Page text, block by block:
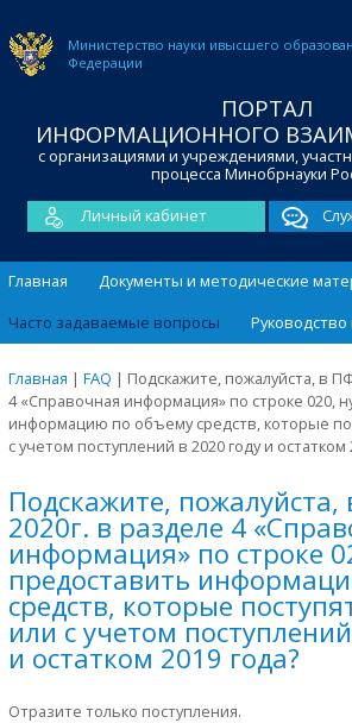
Министерство науки ивысшего
Федерации
ПОРТАЛ
ИНФОРМАЦИОННОГО
с организациями и учреждениями,
процесса Минобрнауки
Личный кабинет
Главная
Документы и методические
Часто задаваемые вопросы
Главная | FAQ | Подскажите, пожалуйста, в
4 «Справочная информация» по строке 020,
информацию по объему средств, которые
с учетом поступлений в 2020 году и остатком
Подскажите,
2020г. в разделе 4
информация» по строке
предоставить
средств, которые
или с учетом
и остатком 2019 года?
Отразите только поступления.